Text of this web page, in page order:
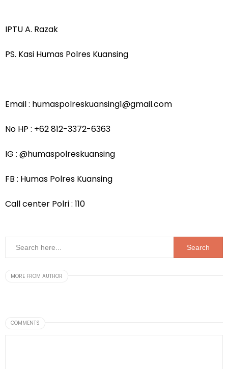
IPTU A. Razak
PS. Kasi Humas Polres Kuansing
Email : humaspolreskuansing1@gmail.com
No HP : +62 812-3372-6363
IG : @humaspolreskuansing
FB : Humas Polres Kuansing
Call center Polri : 110
MORE FROM AUTHOR
COMMENTS